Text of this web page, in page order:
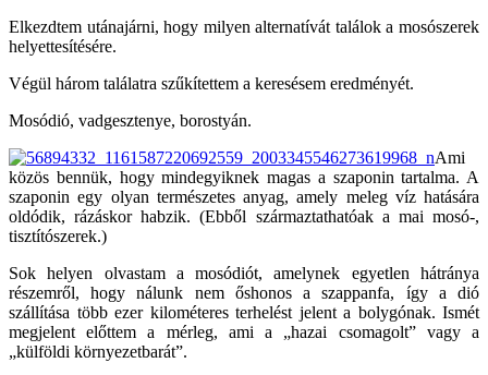
Elkezdtem utánajárni, hogy milyen alternatívát találok a mosószerek
helyettesítésére.
Végül három találatra szűkítettem a keresésem eredményét.
Mosódió, vadgesztenye, borostyán.
Ami
közös bennük, hogy mindegyiknek magas a szaponin tartalma. A
szaponin egy olyan természetes anyag, amely meleg víz hatására
oldódik, rázáskor habzik. (Ebből származtathatóak a mai mosó-,
tisztítószerek.)
Sok helyen olvastam a mosódiót, amelynek egyetlen hátránya
részemről, hogy nálunk nem őshonos a szappanfa, így a dió
szállítása több ezer kilométeres terhelést jelent a bolygónak. Ismét
megjelent előttem a mérleg, ami a „hazai csomagolt” vagy a
„külföldi környezetbarát”.